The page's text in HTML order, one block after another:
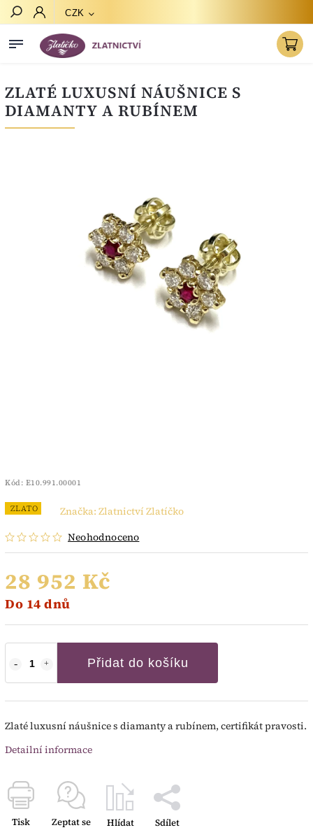
CZK
ZLATÉ LUXUSNÍ NÁUŠNICE S
DIAMANTY A RUBÍNEM
Kód: E10.991.00001
ZLATO
Neohodnoceno
Značka: Zlatnictví Zlatíčko
28 952 Kč
Do 14 dnů
Přidat do košíku
Zlaté luxusní náušnice s diamanty a rubínem, certifikát pravosti.
Detailní informace
Tisk Zeptat se Hlídat Sdílet